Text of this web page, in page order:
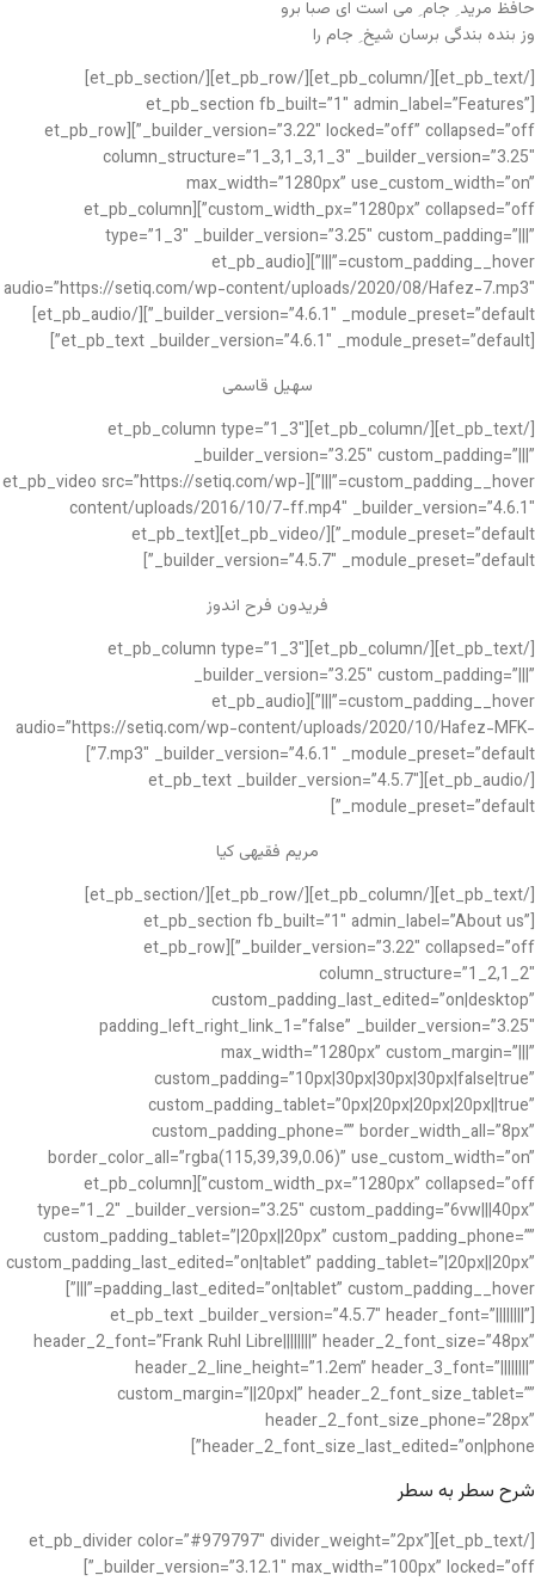
حافظ مرید ِ جام ِ می است ای صبا برو
وز بنده بندگی برسان شیخ ِ جام را
[/et_pb_text][/et_pb_column][/et_pb_row][/et_pb_section]
[et_pb_section fb_built=”1″ admin_label=”Features”
_builder_version=”3.22″ locked=”off” collapsed=”off”][et_pb_row
column_structure=”1_3,1_3,1_3″ _builder_version=”3.25″
max_width=”1280px” use_custom_width=”on”
custom_width_px=”1280px” collapsed=”off”][et_pb_column
type=”1_3″ _builder_version=”3.25″ custom_padding=”|||”
custom_padding__hover=”|||”][et_pb_audio
audio=”https://setiq.com/wp-content/uploads/2020/08/Hafez-7.mp3″
_builder_version=”4.6.1″ _module_preset=”default”][/et_pb_audio]
[et_pb_text _builder_version=”4.6.1″ _module_preset=”default”]
سهیل قاسمی
[/et_pb_text][/et_pb_column][et_pb_column type=”1_3″
_builder_version=”3.25″ custom_padding=”|||”
custom_padding__hover=”|||”][et_pb_video src=”https://setiq.com/wp-
content/uploads/2016/10/7-ff.mp4″ _builder_version=”4.6.1″
_module_preset=”default”][/et_pb_video][et_pb_text
_builder_version=”4.5.7″ _module_preset=”default”]
فریدون فرح اندوز
[/et_pb_text][/et_pb_column][et_pb_column type=”1_3″
_builder_version=”3.25″ custom_padding=”|||”
custom_padding__hover=”|||”][et_pb_audio
audio=”https://setiq.com/wp-content/uploads/2020/10/Hafez-MFK-
7.mp3″ _builder_version=”4.6.1″ _module_preset=”default”]
[/et_pb_audio][et_pb_text _builder_version=”4.5.7″
_module_preset=”default”]
مریم فقیهی کیا
[/et_pb_text][/et_pb_column][/et_pb_row][/et_pb_section]
[et_pb_section fb_built=”1″ admin_label=”About us”
_builder_version=”3.22″ collapsed=”off”][et_pb_row
column_structure=”1_2,1_2″
custom_padding_last_edited=”on|desktop”
padding_left_right_link_1=”false” _builder_version=”3.25″
max_width=”1280px” custom_margin=”|||”
custom_padding=”10px|30px|30px|30px|false|true”
custom_padding_tablet=”0px|20px|20px|20px||true”
custom_padding_phone=”” border_width_all=”8px”
border_color_all=”rgba(115,39,39,0.06)” use_custom_width=”on”
custom_width_px=”1280px” collapsed=”off”][et_pb_column
type=”1_2″ _builder_version=”3.25″ custom_padding=”6vw|||40px”
custom_padding_tablet=”|20px||20px” custom_padding_phone=””
custom_padding_last_edited=”on|tablet” padding_tablet=”|20px||20px”
padding_last_edited=”on|tablet” custom_padding__hover=”|||”]
[et_pb_text _builder_version=”4.5.7″ header_font=”||||||||”
header_2_font=”Frank Ruhl Libre||||||||” header_2_font_size=”48px”
header_2_line_height=”1.2em” header_3_font=”||||||||”
custom_margin=”||20px|” header_2_font_size_tablet=””
header_2_font_size_phone=”28px”
header_2_font_size_last_edited=”on|phone”]
شرح سطر به سطر
[/et_pb_text][et_pb_divider color=”#979797″ divider_weight=”2px”
_builder_version=”3.12.1″ max_width=”100px” locked=”off”]